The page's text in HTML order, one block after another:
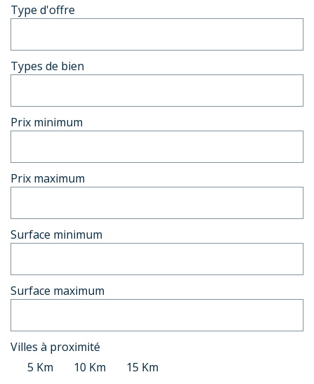
Type d'offre
Types de bien
Prix minimum
Prix maximum
Surface minimum
Surface maximum
Villes à proximité
5 Km
10 Km
15 Km